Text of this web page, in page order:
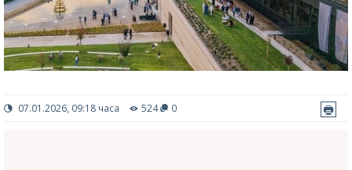
07.01.2026, 09:18 часа 524 0